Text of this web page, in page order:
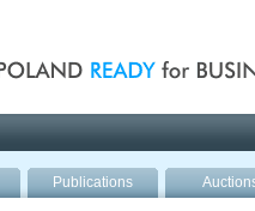
Publications